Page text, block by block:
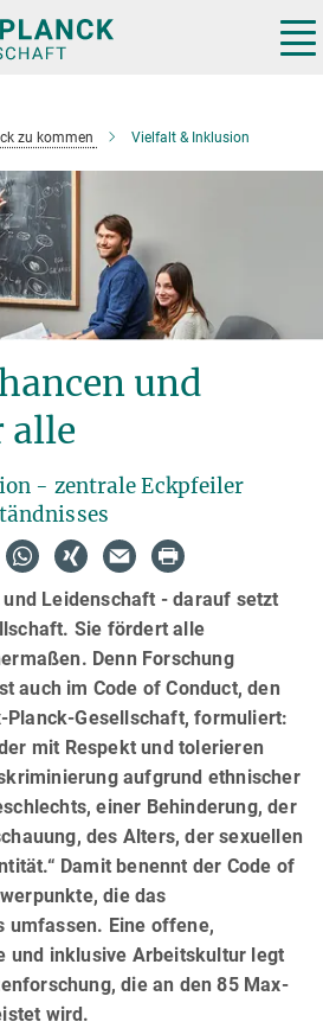
zu kommen Vielfalt & Inklusion
und
alle
- zentrale Eckpfeiler
Leidenschaft - darauf setzt
Sie fördert alle
Denn Forschung
auch im Code of Conduct, den
Planck-Gesellschaft, formuliert:
mit Respekt und tolerieren
aufgrund ethnischer
einer Behinderung, der
des Alters, der sexuellen
Damit benennt der Code of
die das
umfassen. Eine offene,
und inklusive Arbeitskultur legt
die an den 85 Max-
wird.